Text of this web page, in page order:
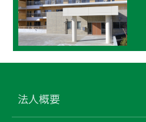
法人概要